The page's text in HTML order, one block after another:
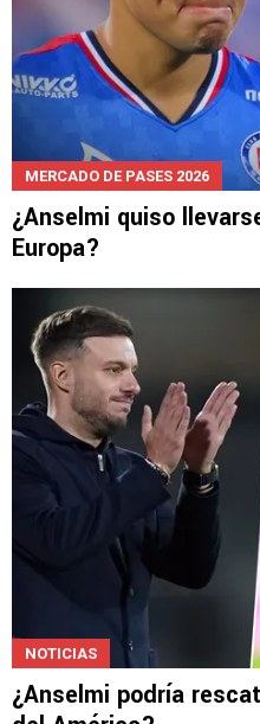
¿Anselmi quiso
Europa?